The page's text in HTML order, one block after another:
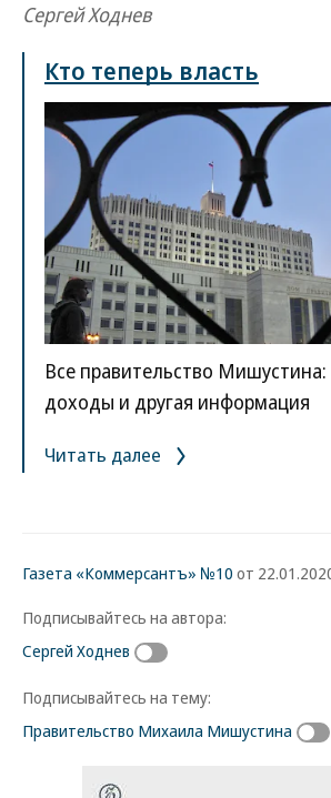
Сергей Ходнев
Кто теперь власть
Все правительство
доходы и другая информация
Читать далее
Газета «Коммерсантъ» №10 от
Подписывайтесь на автора:
Сергей Ходнев
Подписывайтесь на тему:
Правительство Михаила Мишустина